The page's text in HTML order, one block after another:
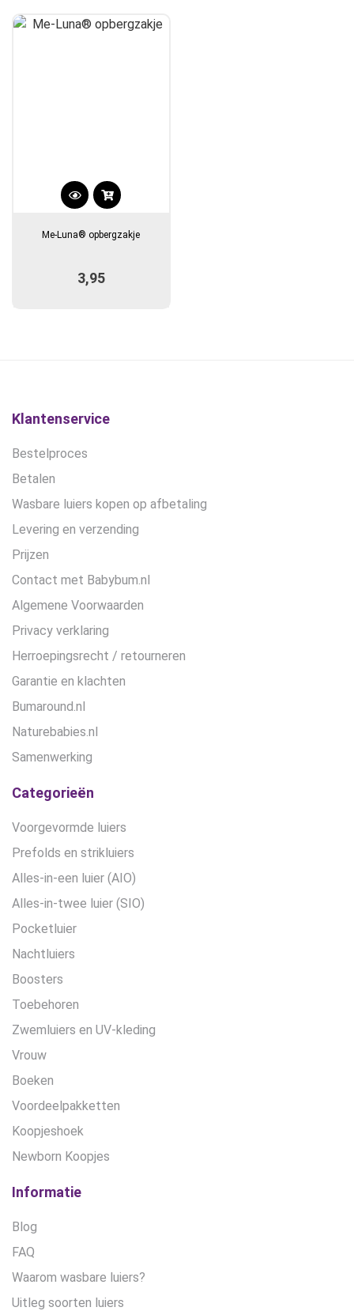
Dit
heeft
variaties.
de
Me-Luna® opbergzakje
3,95
Klantenservice
Bestelproces
Betalen
Wasbare luiers kopen op afbetaling
Levering en verzending
Prijzen
Contact met Babybum.nl
Algemene Voorwaarden
Privacy verklaring
Herroepingsrecht / retourneren
Garantie en klachten
Bumaround.nl
Naturebabies.nl
Samenwerking
Categorieën
Voorgevormde luiers
Prefolds en strikluiers
Alles-in-een luier (AIO)
Alles-in-twee luier (SIO)
Pocketluier
Nachtluiers
Boosters
Toebehoren
Zwemluiers en UV-kleding
Vrouw
Boeken
Voordeelpakketten
Koopjeshoek
Newborn Koopjes
Informatie
Blog
FAQ
Waarom wasbare luiers?
Uitleg soorten luiers